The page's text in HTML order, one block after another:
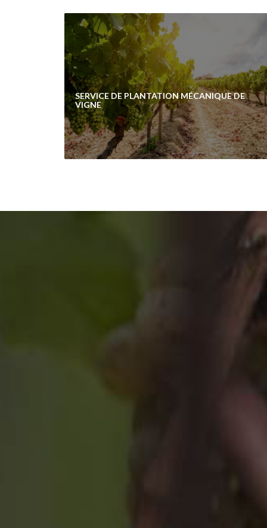
SERVICE DE PLANTATION MÉCANIQUE DE
VIGNE